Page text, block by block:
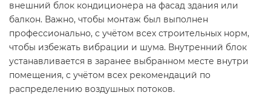
внешний блок кондиционера на фасад здания или
балкон. Важно, чтобы монтаж был выполнен
профессионально, с учётом всех строительных норм,
чтобы избежать вибрации и шума. Внутренний блок
устанавливается в заранее выбранном месте внутри
помещения, с учётом всех рекомендаций по
распределению воздушных потоков.